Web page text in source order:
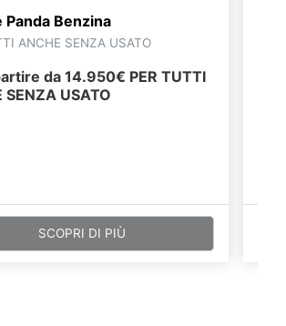
Panda Benzina
ANCHE SENZA USATO
da 14.950€ PER TUTTI
SENZA USATO
SCOPRI DI PIÙ